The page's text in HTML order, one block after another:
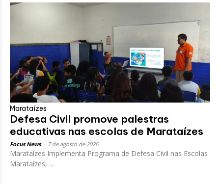
Marataízes
Defesa Civil promove palestras
educativas nas escolas de Marataízes
Focus News 7 de agosto de 2026
Marataízes Implementa Programa de Defesa Civil nas Escolas
Marataízes, ...